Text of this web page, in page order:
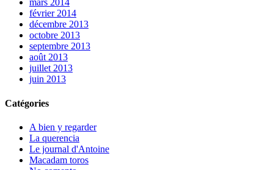
mars 2014
février 2014
décembre 2013
octobre 2013
septembre 2013
août 2013
juillet 2013
juin 2013
Catégories
A bien y regarder
La querencia
Le journal d'Antoine
Macadam toros